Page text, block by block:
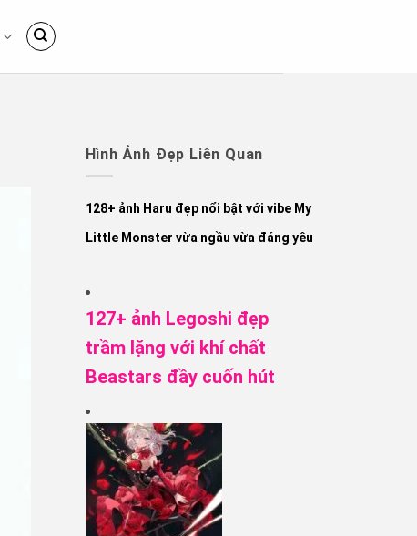
Hình Ảnh Đẹp Liên Quan
128+ ảnh Haru đẹp nổi bật với vibe My
Little Monster vừa ngầu vừa đáng yêu
127+ ảnh Legoshi đẹp
trầm lặng với khí chất
Beastars đầy cuốn hút